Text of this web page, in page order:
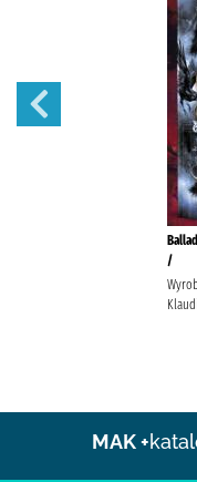
/
MAK +